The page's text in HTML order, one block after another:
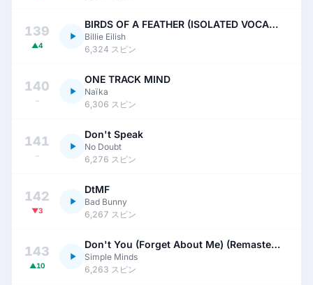
139
▲4
BIRDS OF A FEATHER (ISOLATED VOCALS)
Billie Eilish
6,324 スピン
140
–
ONE TRACK MIND
Naïka
6,306 スピン
141
–
Don't Speak
No Doubt
6,276 スピン
142
▼3
DtMF
Bad Bunny
6,267 スピン
143
▲10
Don't You (Forget About Me) (Remastered)
Simple Minds
6,263 スピン